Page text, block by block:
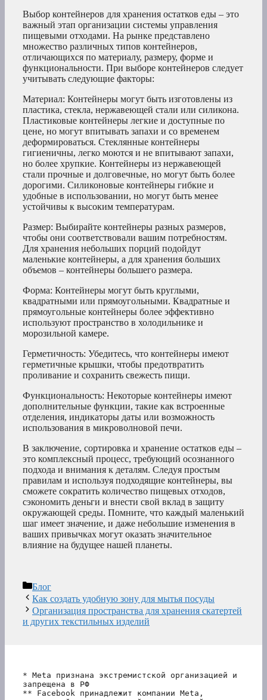
Выбор контейнеров для хранения остатков еды – это
важный этап организации системы управления
пищевыми отходами. На рынке представлено
множество различных типов контейнеров,
отличающихся по материалу, размеру, форме и
функциональности. При выборе контейнеров следует
учитывать следующие факторы:
Материал: Контейнеры могут быть изготовлены из
пластика, стекла, нержавеющей стали или силикона.
Пластиковые контейнеры легкие и доступные по
цене, но могут впитывать запахи и со временем
деформироваться. Стеклянные контейнеры
гигиеничны, легко моются и не впитывают запахи,
но более хрупкие. Контейнеры из нержавеющей
стали прочные и долговечные, но могут быть более
дорогими. Силиконовые контейнеры гибкие и
удобные в использовании, но могут быть менее
устойчивы к высоким температурам.
Размер: Выбирайте контейнеры разных размеров,
чтобы они соответствовали вашим потребностям.
Для хранения небольших порций подойдут
маленькие контейнеры, а для хранения больших
объемов – контейнеры большего размера.
Форма: Контейнеры могут быть круглыми,
квадратными или прямоугольными. Квадратные и
прямоугольные контейнеры более эффективно
используют пространство в холодильнике и
морозильной камере.
Герметичность: Убедитесь, что контейнеры имеют
герметичные крышки, чтобы предотвратить
проливание и сохранить свежесть пищи.
Функциональность: Некоторые контейнеры имеют
дополнительные функции, такие как встроенные
отделения, индикаторы даты или возможность
использования в микроволновой печи.
В заключение, сортировка и хранение остатков еды –
это комплексный процесс, требующий осознанного
подхода и внимания к деталям. Следуя простым
правилам и используя подходящие контейнеры, вы
сможете сократить количество пищевых отходов,
сэкономить деньги и внести свой вклад в защиту
окружающей среды. Помните, что каждый маленький
шаг имеет значение, и даже небольшие изменения в
ваших привычках могут оказать значительное
влияние на будущее нашей планеты.
Рубрики
Блог
Как создать удобную зону для мытья посуды
Организация пространства для хранения скатертей
и других текстильных изделий
* Meta признана экстремистской организацией и
запрещена в РФ
** Facebook принадлежит компании Meta,